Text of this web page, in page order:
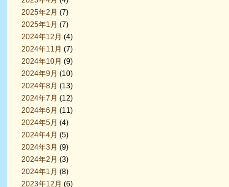
2025年2月 (7)
2025年1月 (7)
2024年12月 (4)
2024年11月 (7)
2024年10月 (9)
2024年9月 (10)
2024年8月 (13)
2024年7月 (12)
2024年6月 (11)
2024年5月 (4)
2024年4月 (5)
2024年3月 (9)
2024年2月 (3)
2024年1月 (8)
2023年12月 (6)